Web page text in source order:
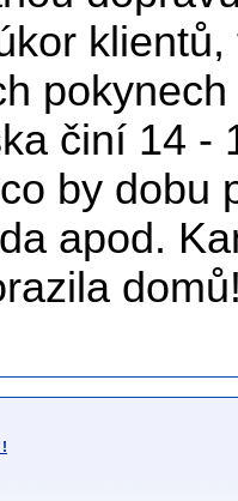
činí 14 -
by dobu
apod.